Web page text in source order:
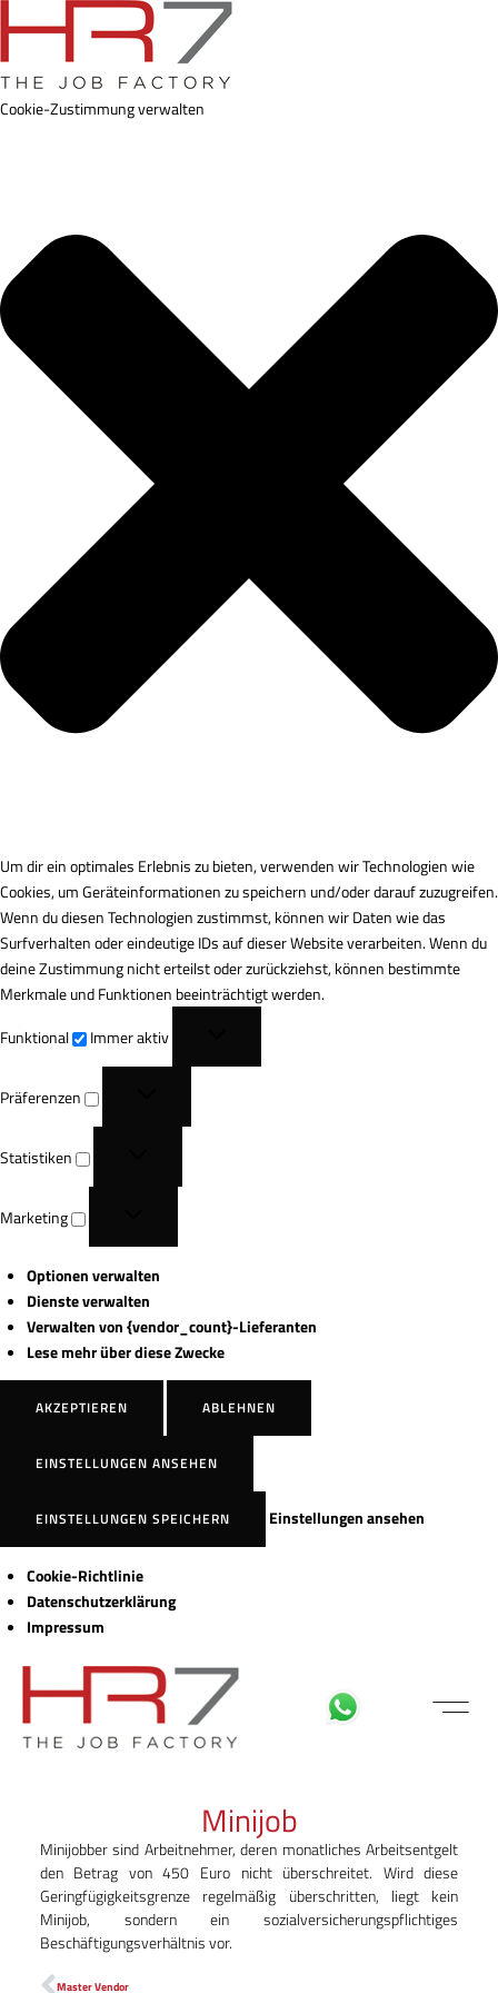
Cookie-Zustimmung verwalten
Um dir ein optimales Erlebnis zu bieten, verwenden wir Technologien wie
Cookies, um Geräteinformationen zu speichern und/oder darauf zuzugreifen.
Wenn du diesen Technologien zustimmst, können wir Daten wie das
Surfverhalten oder eindeutige IDs auf dieser Website verarbeiten. Wenn du
deine Zustimmung nicht erteilst oder zurückziehst, können bestimmte
Merkmale und Funktionen beeinträchtigt werden.
Funktional
Immer aktiv
Präferenzen
Statistiken
Marketing
Optionen verwalten
Dienste verwalten
Verwalten von {vendor_count}-Lieferanten
Lese mehr über diese Zwecke
AKZEPTIEREN ABLEHNEN
EINSTELLUNGEN ANSEHEN
EINSTELLUNGEN SPEICHERN Einstellungen ansehen
Cookie-Richtlinie
Datenschutzerklärung
Impressum
Minijob
Minijobber sind Arbeitnehmer, deren monatliches Arbeitsentgelt
den Betrag von 450 Euro nicht überschreitet. Wird diese
Geringfügigkeitsgrenze regelmäßig überschritten, liegt kein
Minijob, sondern ein sozialversicherungspflichtiges
Beschäftigungsverhältnis vor.
Master Vendor